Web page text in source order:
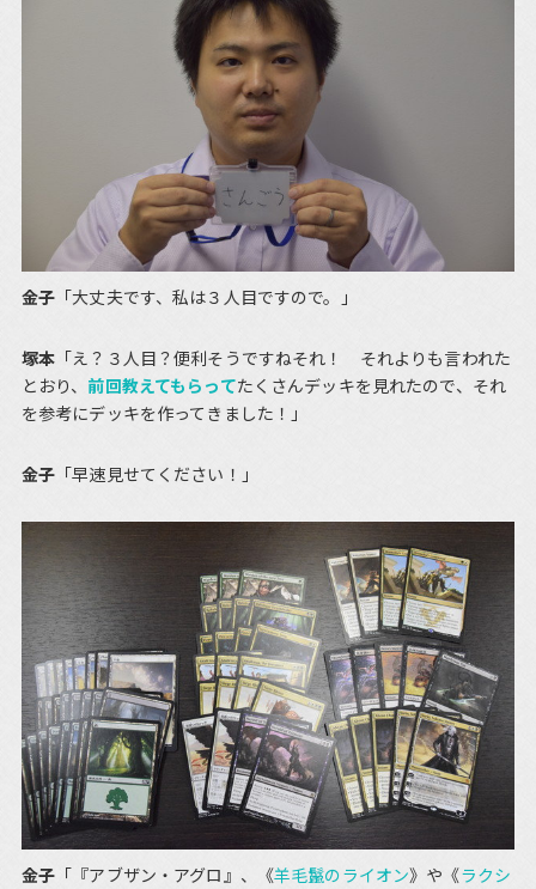
金子 「大丈夫です、私は３人目ですので。」
塚本 「え？３人目？便利そうですねそれ！ それよりも言われた
とおり、 前回教えてもらってたくさんデッキを見れたので、それ
を参考にデッキを作ってきました！」
金子 「早速見せてください！」
金子 「『アブザン・アグロ』、《羊毛鬣のライオン》や《ラクシ